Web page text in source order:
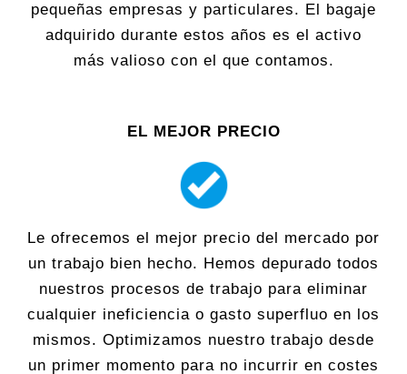
pequeñas empresas y particulares. El bagaje
adquirido durante estos años es el activo
más valioso con el que contamos.
EL MEJOR PRECIO
Le ofrecemos el mejor precio del mercado por
un trabajo bien hecho. Hemos depurado todos
nuestros procesos de trabajo para eliminar
cualquier ineficiencia o gasto superfluo en los
mismos. Optimizamos nuestro trabajo desde
un primer momento para no incurrir en costes